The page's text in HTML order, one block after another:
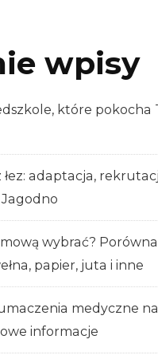
wpisy
które pokocha
adaptacja,
wybrać?
papier, juta i inne
medyczne
informacje